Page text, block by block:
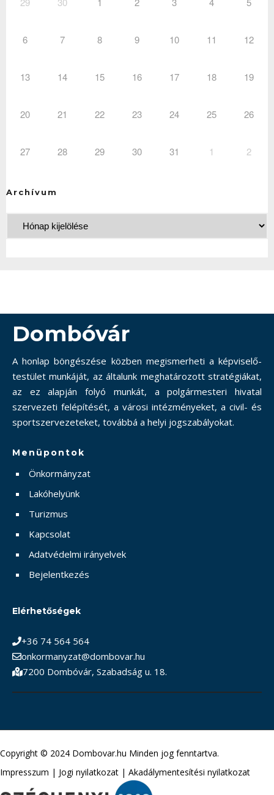
6 7 8 9 10 11 12
13 14 15 16 17 18 19
20 21 22 23 24 25 26
27 28 29 30 31 1 2
Archívum
Dombóvár
A honlap böngészése közben megismerheti a képviselő-
testület munkáját, az általunk meghatározott stratégiákat,
az ez alapján folyó munkát, a polgármesteri hivatal
szervezeti felépítését, a városi intézményeket, a civil- és
sportszervezeteket, továbbá a helyi jogszabályokat.
Menüpontok
Önkormányzat
Lakóhelyünk
Turizmus
Kapcsolat
Adatvédelmi irányelvek
Bejelentkezés
Elérhetőségek
+36 74 564 564
onkormanyzat@dombovar.hu
7200 Dombóvár, Szabadság u. 18.
Copyright © 2024 Dombovar.hu Minden jog fenntartva.
Impresszum | Jogi nyilatkozat | Akadálymentesítési nyilatkozat